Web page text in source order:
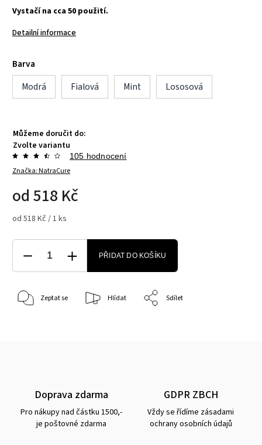
Vystačí na cca 50 použití.
Detailní informace
Barva
Modrá
Fialová Mint Lososová
Můžeme doručit do:
Zvolte variantu
Značka:NatraCure
105 hodnocení
od 518 Kč
od 518 Kč / 1 ks
PŘIDAT DO KOŠÍKU
Zeptat se Hlídat Sdílet
Doprava zdarma
Pro nákupy nad částku 1500,-
je poštovné zdarma
GDPR ZBCH
Vždy se řídíme zásadami
ochrany osobních údajů